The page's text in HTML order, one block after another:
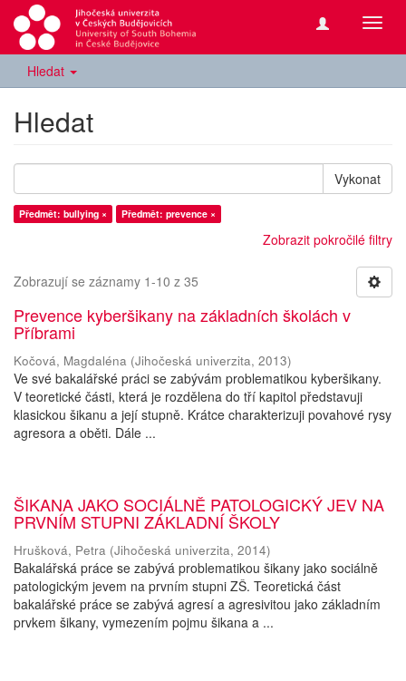
Hledat
Hledat
Vykonat
Předmět: bullying × Předmět: prevence ×
Zobrazit pokročilé filtry
Zobrazují se záznamy 1-10 z 35
Prevence kyberšikany na základních školách v
Příbrami
Kočová, Magdaléna (Jihočeská univerzita, 2013)
Ve své bakalářské práci se zabývám problematikou kyberšikany.
V teoretické části, která je rozdělena do tří kapitol představuji
klasickou šikanu a její stupně. Krátce charakterizuji povahové rysy
agresora a oběti. Dále ...
ŠIKANA JAKO SOCIÁLNĚ PATOLOGICKÝ JEV NA
PRVNÍM STUPNI ZÁKLADNÍ ŠKOLY
Hrušková, Petra (Jihočeská univerzita, 2014)
Bakalářská práce se zabývá problematikou šikany jako sociálně
patologickým jevem na prvním stupni ZŠ. Teoretická část
bakalářské práce se zabývá agresí a agresivitou jako základním
prvkem šikany, vymezením pojmu šikana a ...